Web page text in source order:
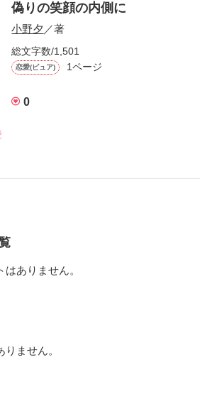
偽りの笑顔の内側に
小野夕／著
総文字数/1,501
恋愛(ピュア) 1ページ
0
ありません。
ません。